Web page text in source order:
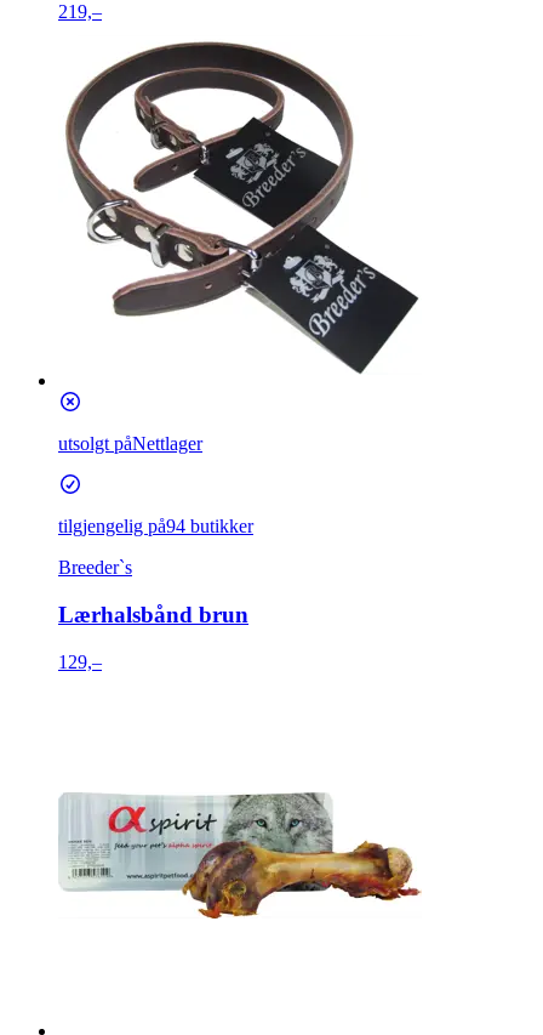
219,–
utsolgt påNettlager
tilgjengelig på94 butikker
Breeder`s
Lærhalsbånd brun
129,–